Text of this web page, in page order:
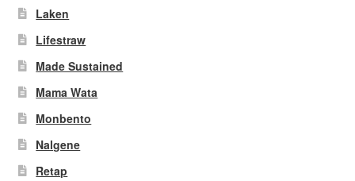
Laken
Lifestraw
Made Sustained
Mama Wata
Monbento
Nalgene
Retap